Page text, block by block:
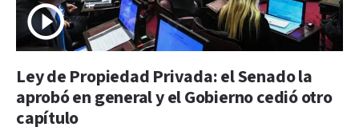
Ley de Propiedad Privada: el Senado la
aprobó en general y el Gobierno cedió otro
capítulo